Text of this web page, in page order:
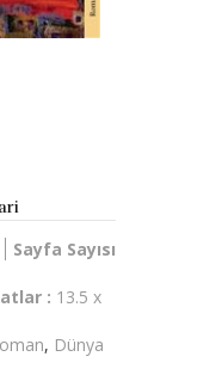
Sayfa Sayısı
: 13.5 x
, Dünya